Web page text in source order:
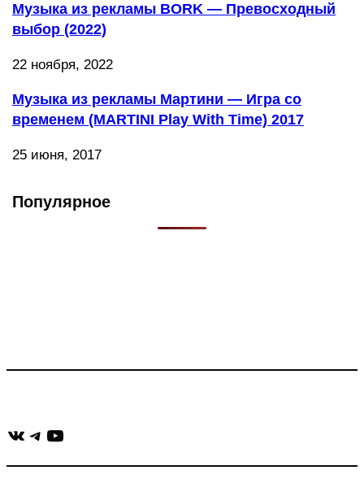
Музыка из рекламы BORK — Превосходный
выбор (2022)
22 ноября, 2022
Музыка из рекламы Мартини — Игра со
временем (MARTINI Play With Time) 2017
25 июня, 2017
Популярное
ВКонтакте
Telegram
YouTube